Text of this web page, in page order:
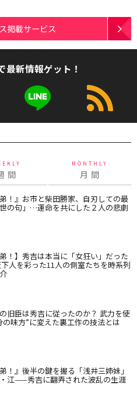
掲載サービス
最新情報ゲット！
間
MONTHLY
月 間
弟！』お市と柴田勝家、自刃しての最
の句」…運命を共にした２人の悲劇
弟！】秀吉は本当に「女狂い」だった
人を彩った11人の側室たちを時系列
旧臣は秀吉に従ったのか？ 武力を使
の味方”に変えた裏工作の技法とは
！』後半の鍵を握る「浅井三姉妹」
江——秀吉に翻弄された波乱の生涯